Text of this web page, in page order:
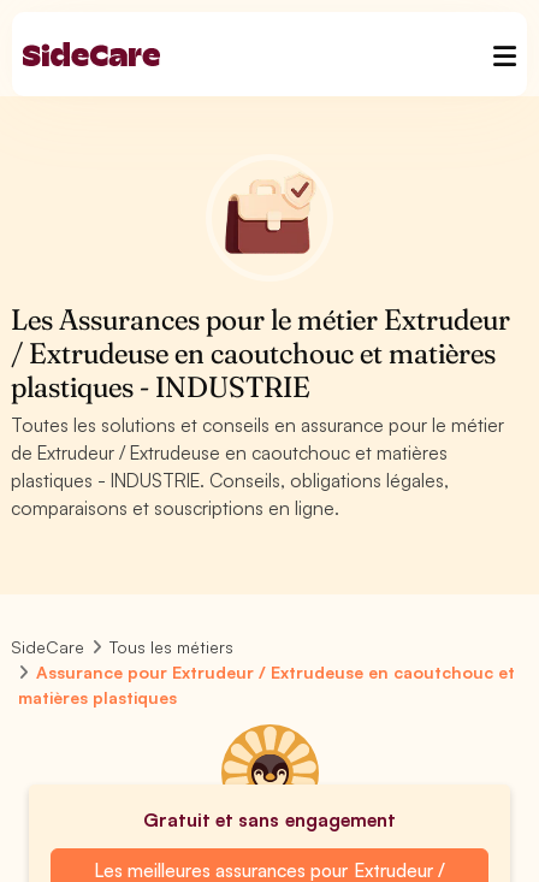
Les Assurances pour le métier Extrudeur
/ Extrudeuse en caoutchouc et matières
plastiques - INDUSTRIE
Toutes les solutions et conseils en assurance pour le métier
de Extrudeur / Extrudeuse en caoutchouc et matières
plastiques - INDUSTRIE. Conseils, obligations légales,
comparaisons et souscriptions en ligne.
SideCare
Tous les métiers
Assurance pour Extrudeur / Extrudeuse en caoutchouc et
matières plastiques
Gratuit et sans engagement
Les meilleures assurances pour Extrudeur /